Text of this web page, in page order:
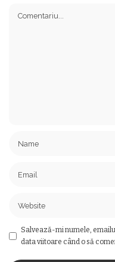
Salvează-mi numele,
data viitoare când o să